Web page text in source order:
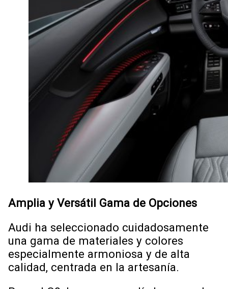
Amplia y Versátil Gama de Opciones
Audi ha seleccionado cuidadosamente
una gama de materiales y colores
especialmente armoniosa y de alta
calidad, centrada en la artesanía.